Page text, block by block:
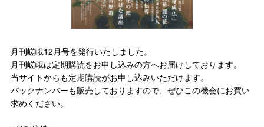
月刊嵯峨12月号を発行いたしました。
月刊嵯峨は定期購読をお申し込みの方へお届けしております。
当サイトからも定期購読がお申し込みいただけます。
バックナンバーも販売しておりますので、ぜひこの機会にお買い
求めください。